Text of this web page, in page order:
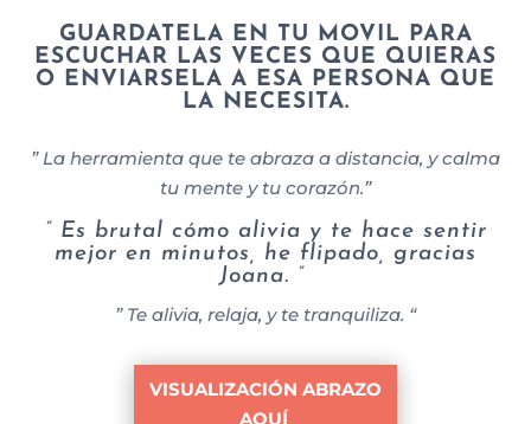
GUARDATELA EN TU MOVIL PARA
ESCUCHAR LAS VECES QUE QUIERAS
O ENVIARSELA A ESA PERSONA QUE
LA NECESITA.
” La herramienta que te abraza a distancia, y calma
tu mente y tu corazón.”
” Es brutal cómo alivia y te hace sentir
mejor en minutos, he flipado, gracias
Joana. ”
” Te alivia, relaja, y te tranquiliza. “
VISUALIZACIÓN ABRAZO
AQUÍ